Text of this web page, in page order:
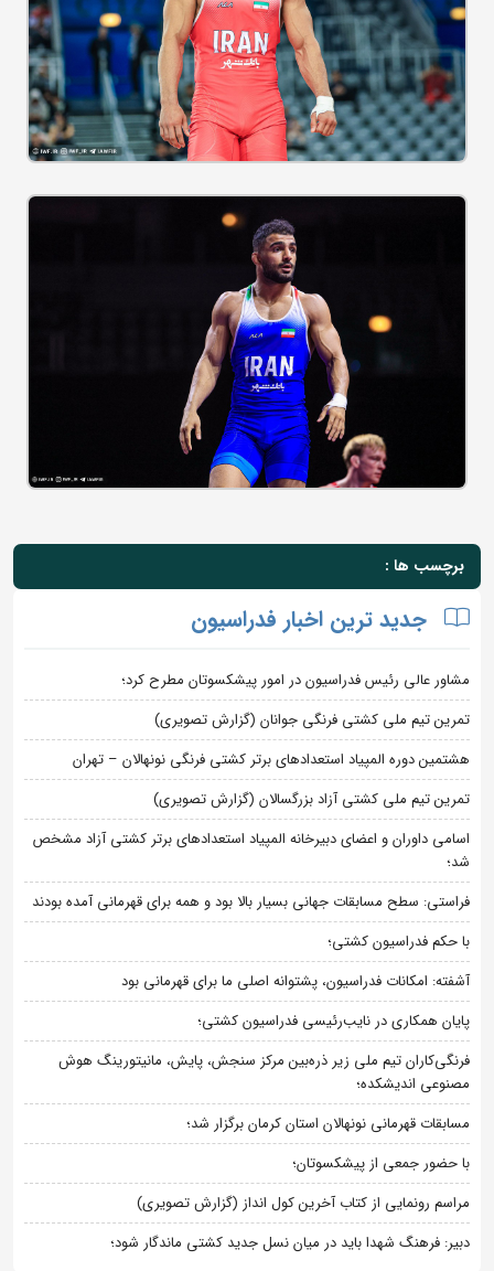
برچسب ها :
جدید ترین اخبار فدراسیون
مشاور عالی رئیس فدراسیون در امور پیشکسوتان مطرح کرد؛
تمرین تیم ملی کشتی فرنگی جوانان (گزارش تصویری)
هشتمین دوره المپیاد استعدادهای برتر کشتی فرنگی نونهالان – تهران
تمرین تیم ملی کشتی آزاد بزرگسالان (گزارش تصویری)
اسامی داوران و اعضای دبیرخانه المپیاد استعدادهای برتر کشتی آزاد مشخص
شد؛
فراستی: سطح مسابقات جهانی بسیار بالا بود و همه برای قهرمانی آمده بودند
با حکم فدراسیون کشتی؛
آشفته: امکانات فدراسیون، پشتوانه اصلی ما برای قهرمانی بود
پایان همکاری در نایب‌رئیسی فدراسیون کشتی؛
فرنگی‌کاران تیم ملی زیر ذره‌بین مرکز سنجش، پایش، مانیتورینگ هوش
مصنوعی اندیشکده؛
مسابقات قهرمانی نونهالان استان کرمان برگزار شد؛
با حضور جمعی از پیشکسوتان؛
مراسم رونمایی از کتاب آخرین کول انداز (گزارش تصویری)
دبیر: فرهنگ شهدا باید در میان نسل جدید کشتی ماندگار شود؛